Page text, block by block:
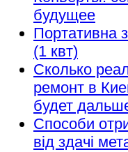
будущее
Портативна
(1 квт)
Сколько
ремонт в
будет
Способи
від здачі